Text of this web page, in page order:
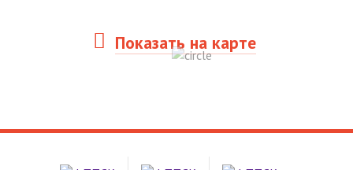
Показать на карте